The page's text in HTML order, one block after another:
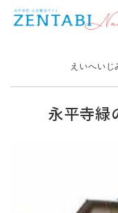
えいへいじ
永平寺緑